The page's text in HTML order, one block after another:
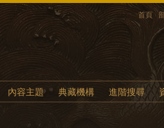
首頁
內容主題 典藏機構 進階搜尋